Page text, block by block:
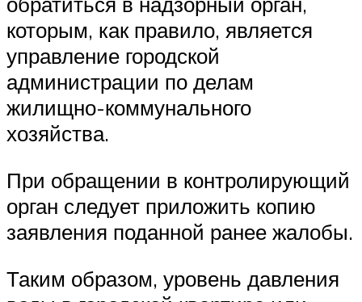
которым, как правило, является
управление городской
администрации по делам
жилищно-коммунального
хозяйства.
При обращении в контролирующий
орган следует приложить копию
заявления поданной ранее жалобы.
Таким образом, уровень давления